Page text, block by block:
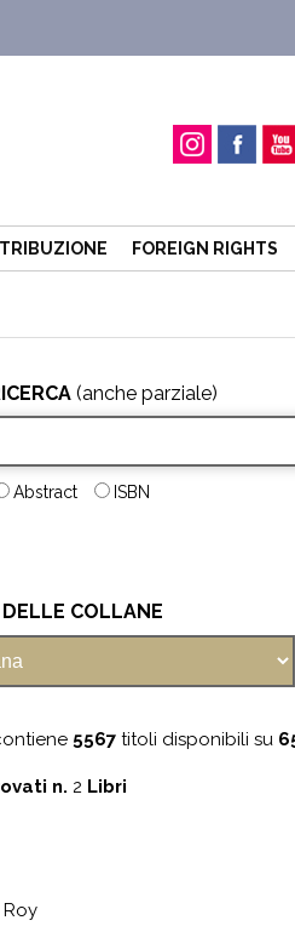
FOREIGN RIGHTS
(anche parziale)
Abstract ISBN
COLLANE
5567titoli disponibili su
n. 2 Libri
Roy